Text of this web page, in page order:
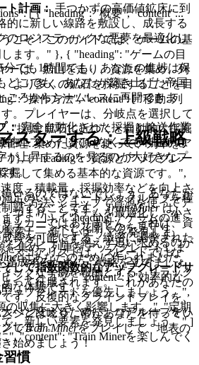
ト計画： 手つかずの高価値鉱床に到
的に新しい線路を敷設し、成長する
のロジスティックな悪夢を最適化し
分でも1時間でも、あなたの進捗は保
どこでも、あなたが築き上げた帝国
ころからシームレスに再開できま
：完全自動化された採掘と輸送作業
的にプレイしていなくても利益が急
が上昇するのを見るのが大好きなプ
す。
足のいくフィードバックループを糧
つまり、システムを最適化し、小さ
チェーンへと花開くのを見守り、
プグレードを絶えず追い求めるのが
はあなたのために作られました。
ックな手腕を報酬とする、リラック
な体験です。
ジンは唸り、富があなたを待ってい
でTrain Minerをプレイして、地表の
始めましょう！
[ { "heading": "概要", "content"...
こそ！このガイドでは、ゲームの基
ます。" }, { "heading": "ゲームの目
ーは、鉱山を走り、資源を集め、列
より多くの鉱石を採掘することを目
"操作方法", "content": [ "移動: 列
。プレイヤーは、分岐点を選択して
"採掘: 鉱石に近づくと自動的に採掘
管理: 集めた資源を使って、列車をア
] }, { "heading": "資源とアップグレー
掘して集める基本的な資源です。",
度、積載量、採掘効率などを向上さ
ード方法: ショップで資源を使ってア
す。" ] }, { "heading": "ゲームの進
探索し、新しいエリアを発見しま
を集め、列車をアップグレードしま
達成するために、戦略を立てましょ
ントとコツ", "content": [ "効率的な
ップグレードを優先しましょう。",
の収集に大きく影響します。", "定期
、新しい要素を発見しましょう。" ]
", "content": "Train Minerを楽しんでく
スターする：上級戦略
いるのではないでしょう。あなたが
覇することです。Train Minerは、
ッカーではありません。それは、資
長を可能にする、緻密に調整された
スコアリストは、スピードではな
して指数関数的なアップグレードサ
って征服されます。これがあなたの
す。反復的なグラインドプレイを、
へと変えるために、コアループをリ
します。
習慣